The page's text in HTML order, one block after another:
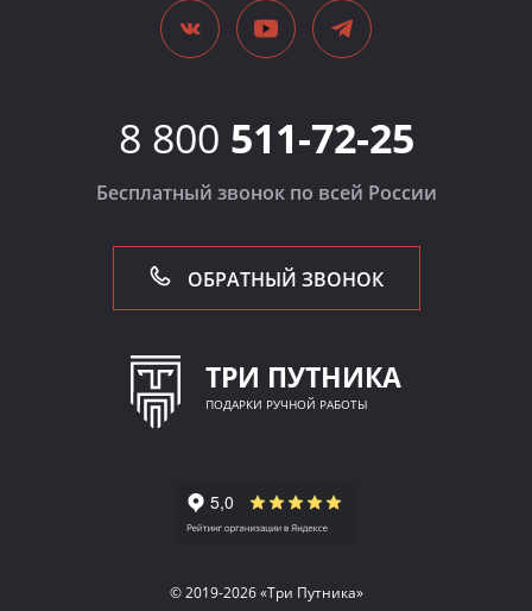
8 800 511-72-25
Бесплатный звонок по всей России
ОБРАТНЫЙ ЗВОНОК
ТРИ ПУТНИКА
ПОДАРКИ РУЧНОЙ РАБОТЫ
© 2019-2026 «Три Путника»